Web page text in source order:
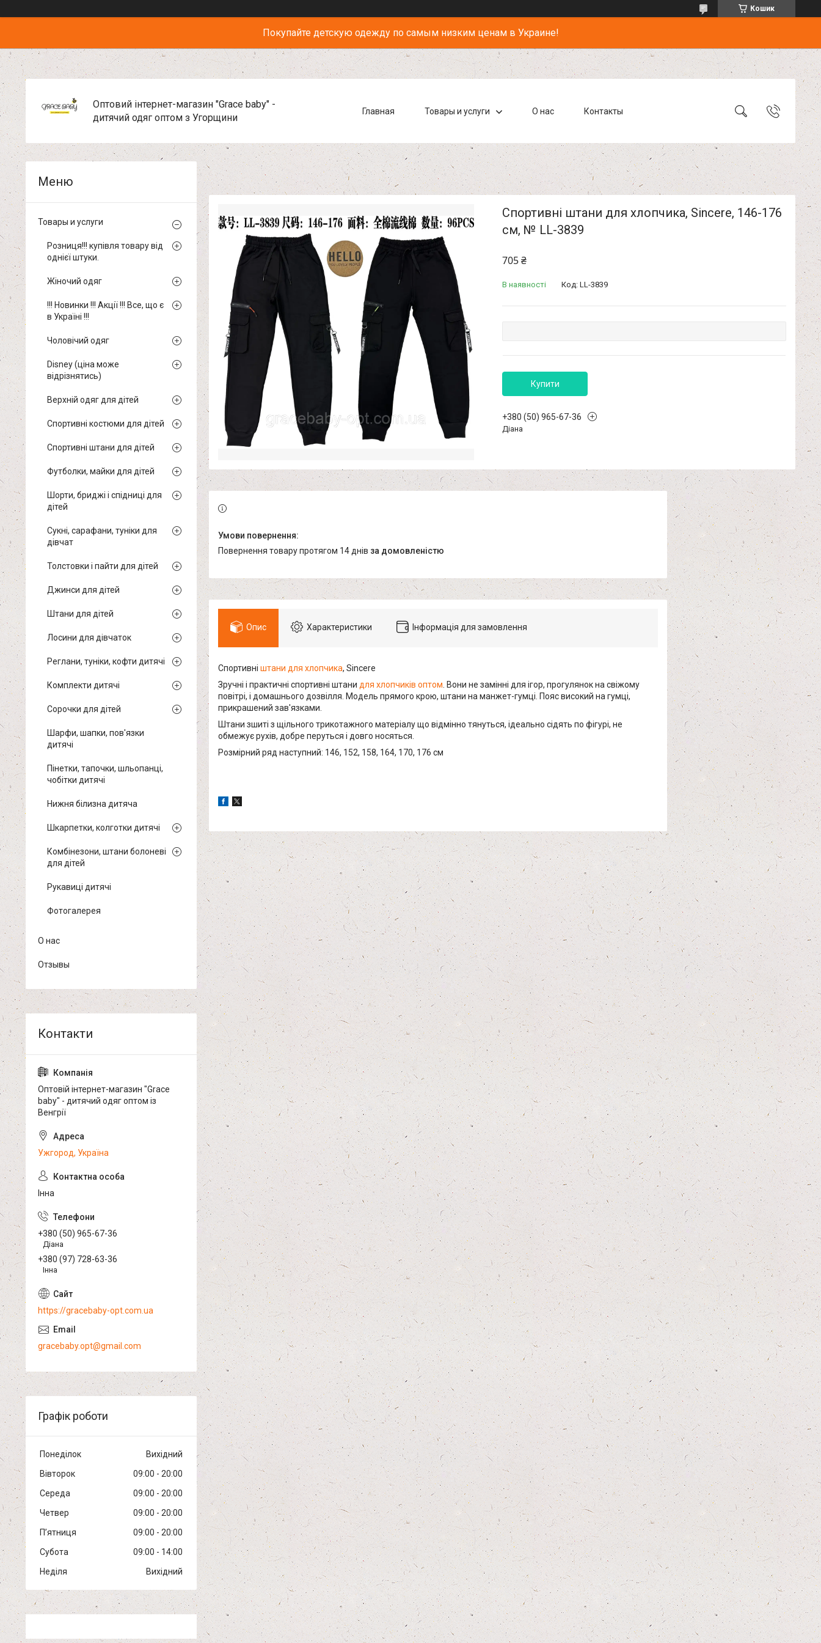
Кошик
Покупайте детскую одежду по самым низким ценам в Украине!
Оптовий інтернет-магазин "Grace baby" -
дитячий одяг оптом з Угорщини
Главная Товары и услуги О нас Контакты
Спортивні штани для хлопчика, Sincere, 146-176
см, № LL-3839
705 ₴
В наявності Код: LL-3839
Купити
+380 (50) 965-67-36
Діана
повернення товару протягом 14 днів за домовленістю
Опис Характеристики Інформація для замовлення
Спортивні штани для хлопчика, Sincere
Зручні і практичні спортивні штани для хлопчиків оптом . Вони не замінні для ігор, прогулянок на свіжому
повітрі, і домашнього дозвілля. Модель прямого крою, штани на манжет-гумці. Пояс високий на гумці,
прикрашений зав'язками.
Штани зшиті з щільного трикотажного матеріалу що відмінно тянуться, ідеально сідять по фігурі, не
обмежує рухів, добре перуться і довго носяться.
Розмірний ряд наступний: 146, 152, 158, 164, 170, 176 см
Товары и услуги
Розниця!!! купівля товару від
однієї штуки.
Жіночий одяг
!!! Новинки !!! Акції !!! Все, що є
в Україні !!!
Чоловічий одяг
Disney (ціна може
відрізнятись)
Верхній одяг для дітей
Спортивні костюми для дітей
Спортивні штани для дітей
Футболки, майки для дітей
Шорти, бриджі і спідниці для
дітей
Сукні, сарафани, туніки для
дівчат
Толстовки і пайти для дітей
Джинси для дітей
Штани для дітей
Лосини для дівчаток
Реглани, туніки, кофти дитячі
Комплекти дитячі
Сорочки для дітей
Шарфи, шапки, пов'язки
дитячі
Пінетки, тапочки, шльопанці,
чобітки дитячі
Нижня білизна дитяча
Шкарпетки, колготки дитячі
Комбінезони, штани болоневі
для дітей
Рукавиці дитячі
Фотогалерея
О нас
Отзывы
Оптовій інтернет-магазин "Grace
baby" - дитячий одяг оптом із
Венгрії
Ужгород, Україна
Інна
+380 (50) 965-67-36
Діана
+380 (97) 728-63-36
Інна
https://gracebaby-opt.com.ua
gracebaby.opt@gmail.com
Графік роботи
Понеділок
Вихідний
Вівторок
09:00
20:00
Середа
09:00
20:00
Четвер
09:00
20:00
Пʼятниця
09:00
20:00
Субота
09:00
14:00
Неділя
Вихідний